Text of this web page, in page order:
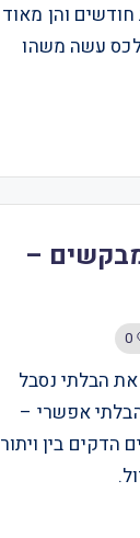
והן מאוד
עשה משהו
–
0
הבלתי נסבל
אפשרי –
הדקים בין ויתור